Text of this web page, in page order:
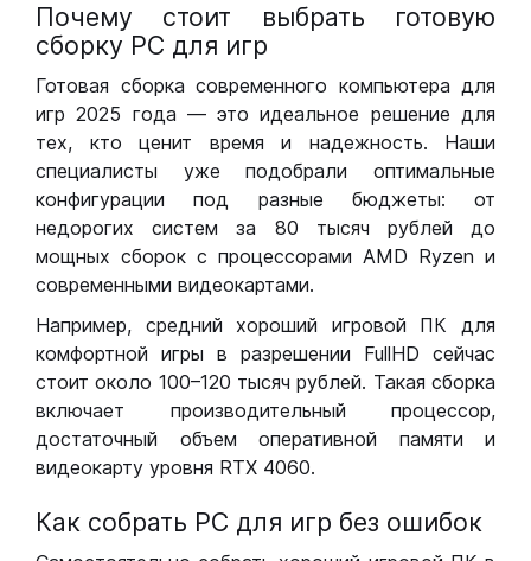
Почему стоит выбрать готовую
сборку РС для игр
Готовая сборка современного компьютера для
игр 2025 года — это идеальное решение для
тех, кто ценит время и надежность. Наши
специалисты уже подобрали оптимальные
конфигурации под разные бюджеты: от
недорогих систем за 80 тысяч рублей до
мощных сборок с процессорами AMD Ryzen и
современными видеокартами.
Например, средний хороший игровой ПК для
комфортной игры в разрешении FullHD сейчас
стоит около 100–120 тысяч рублей. Такая сборка
включает производительный процессор,
достаточный объем оперативной памяти и
видеокарту уровня RTX 4060.
Как собрать РС для игр без ошибок